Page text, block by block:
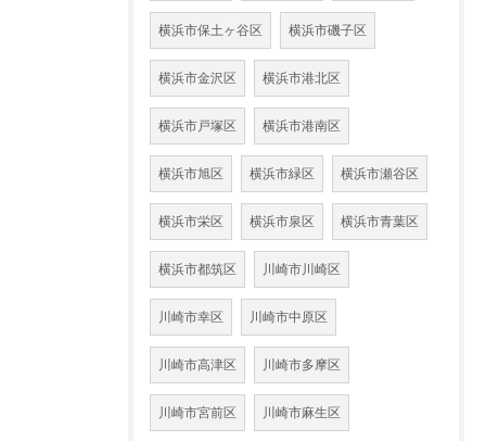
横浜市保土ヶ谷区 横浜市磯子区
横浜市金沢区 横浜市港北区
横浜市戸塚区 横浜市港南区
横浜市旭区 横浜市緑区 横浜市瀬谷区
横浜市栄区 横浜市泉区 横浜市青葉区
横浜市都筑区 川崎市川崎区
川崎市幸区 川崎市中原区
川崎市高津区 川崎市多摩区
川崎市宮前区 川崎市麻生区